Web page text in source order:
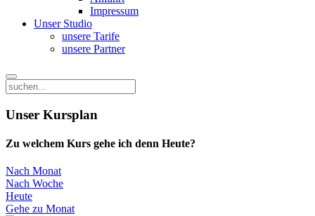
Impressum
Unser Studio
unsere Tarife
unsere Partner
Unser Kursplan
Zu welchem Kurs gehe ich denn Heute?
Nach Monat
Nach Woche
Heute
Gehe zu Monat